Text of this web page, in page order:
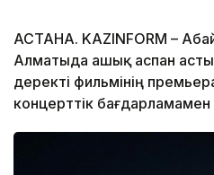
АСТАНА. KAZINFORM –
Алматыда ашық аспан
деректі фильмінің
концерттік